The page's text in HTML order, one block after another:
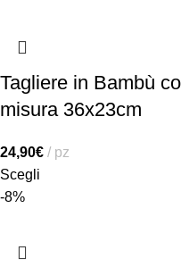
Tagliere in Bambù
misura 36x23cm
24,90€
pz
Scegli
-8%